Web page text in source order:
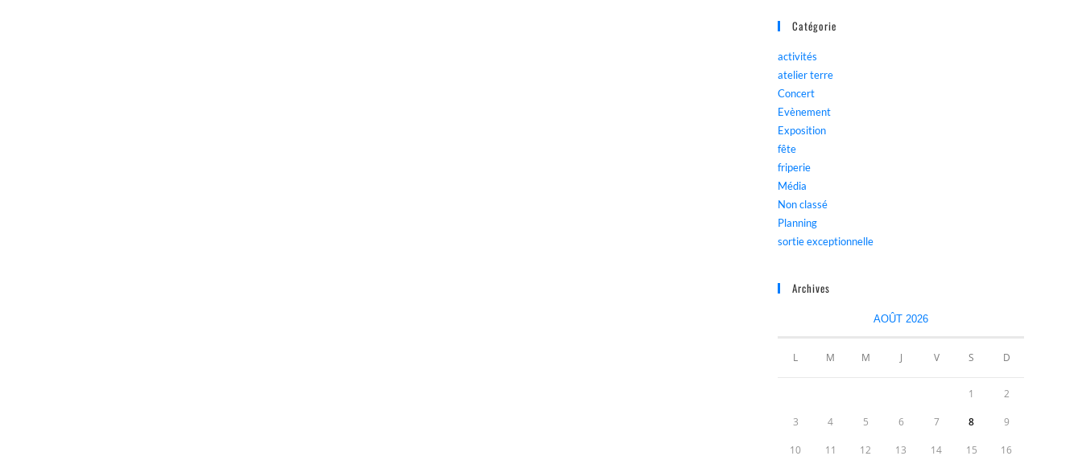
Catégorie
activités
atelier terre
Concert
Evènement
Exposition
fête
friperie
Média
Non classé
Planning
sortie exceptionnelle
Archives
AOÛT 2026
L M M J V S D
1 2
3 4 5 6 7 8 9
10 11 12 13 14 15 16